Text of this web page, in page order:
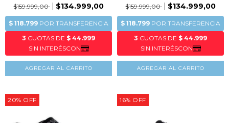
$159.999,00
$134.999,00
AGREGAR AL CARRITO
$159.999,00
$134.999,00
AGREGAR AL CARRITO
20% OFF 16% OFF